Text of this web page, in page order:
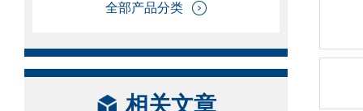
全部产品分类
相关文章